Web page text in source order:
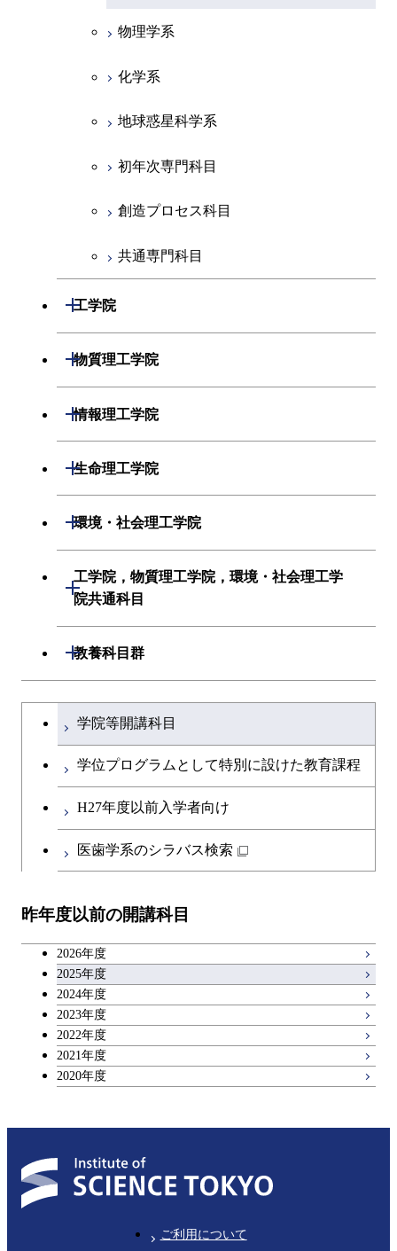
物理学系
化学系
地球惑星科学系
初年次専門科目
創造プロセス科目
共通専門科目
工学院
開閉
機械系
電気電子系
経営工学系
初年次専門科目
創造プロセス科目
物質理工学院
開閉
材料系
初年次専門科目
共通専門科目
情報理工学院
開閉
数理・計算科学系
初年次専門科目
創造プロセス科目
共通専門科目
生命理工学院
開閉
生命理工学系
創造プロセス科目
共通専門科目
環境・社会理工学院
開閉
建築学系
融合理工学系
初年次専門科目
工学院，物質理工学院，環境・社会理工学
院共通科目
開閉
工学院，物質理工学院，環境・社会
教養科目群
開閉
文系教養科目
英語科目
第二外国語科目
アントレプレナーシップ科目
学士課程を切り替える
学院等開講科目
学位プログラムとして特別に設けた教育課程
H27年度以前入学者向け
医歯学系のシラバス検索
昨年度以前の開講科目
2026年度
2025年度
2024年度
2023年度
2022年度
2021年度
2020年度
ご利用について